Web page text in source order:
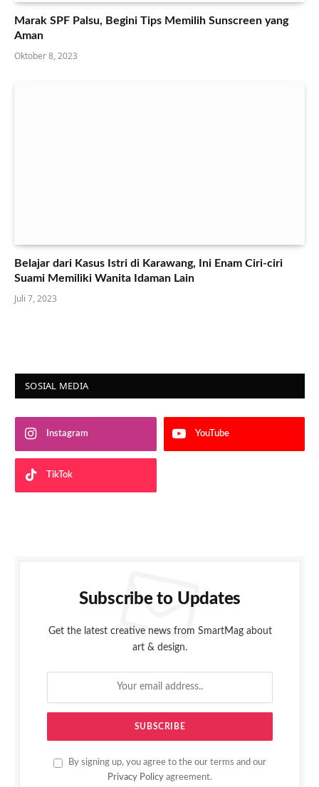
Marak SPF Palsu, Begini Tips Memilih Sunscreen yang
Aman
Oktober 8, 2023
Belajar dari Kasus Istri di Karawang, Ini Enam Ciri-ciri
Suami Memiliki Wanita Idaman Lain
Juli 7, 2023
SOSIAL MEDIA
Instagram YouTube
TikTok
Subscribe to Updates
Get the latest creative news from SmartMag about
art & design.
By signing up, you agree to the our terms and our
Privacy Policy agreement.